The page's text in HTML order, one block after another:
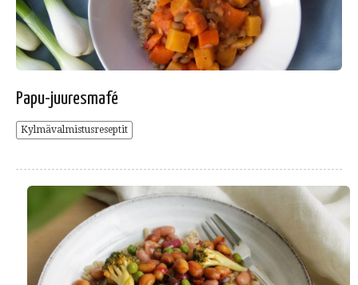
Papu-juuresmafé
Kylmävalmistusreseptit